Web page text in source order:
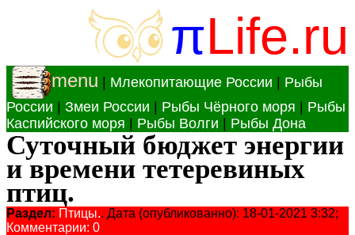
πLife.ru
menu Млекопитающие России
Рыбы
России
Змеи России Рыбы Чёрного моря
Рыбы
Каспийского моря
Рыбы Волги Рыбы Дона
Суточный бюджет энергии
и времени тетеревиных
птиц.
Раздел: Птицы.. Дата (опубликованно): 18-01-2021 3:32;
Комментарии: 0